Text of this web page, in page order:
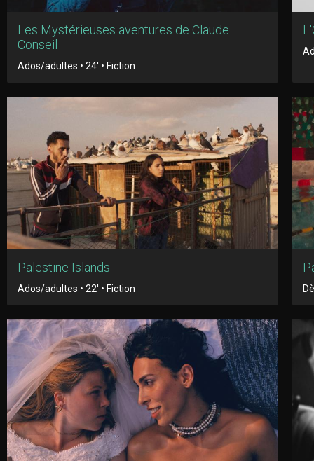
Les Mystérieuses aventures de Claude
Conseil
Ados/adultes • 24' • Fiction
Palestine Islands
Ados/adultes • 22' • Fiction